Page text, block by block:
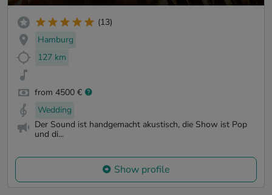
(13)
Hamburg
127 km
from 4500 €
Wedding
Der Sound ist handgemacht akustisch, die Show ist Pop
und di...
Show profile